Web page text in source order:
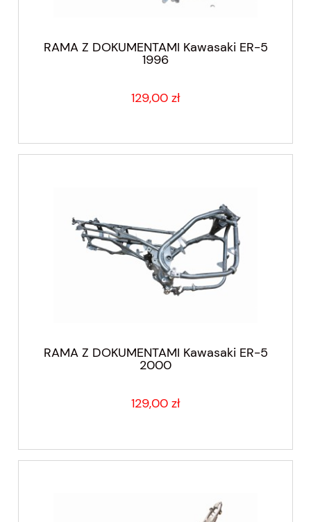
RAMA Z DOKUMENTAMI Kawasaki ER-5
1996
129,00 zł
RAMA Z DOKUMENTAMI Kawasaki ER-5
2000
129,00 zł